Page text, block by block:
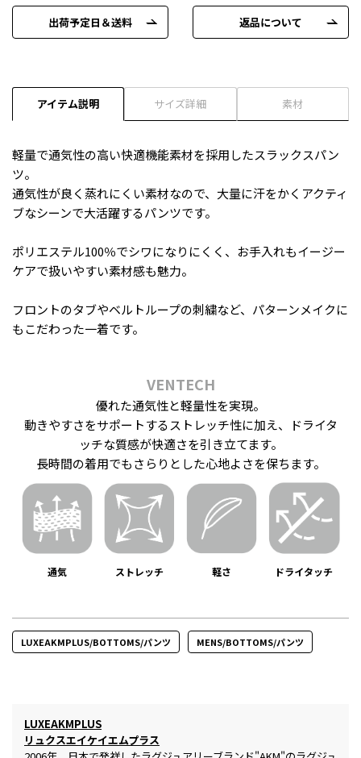
出荷予定日＆送料 返品について
アイテム説明 サイズ詳細 素材
軽量で通気性の高い快適機能素材を採用したスラックスパン
ツ。
通気性が良く蒸れにくい素材なので、大量に汗をかくアクティ
ブなシーンで大活躍するパンツです。
ポリエステル100％でシワになりにくく、お手入れもイージー
ケアで扱いやすい素材感も魅力。
フロントのタブやベルトループの刺繍など、パターンメイクに
もこだわった一着です。
VENTECH
優れた通気性と軽量性を実現。
動きやすさをサポートするストレッチ性に加え、ドライタ
ッチな質感が快適さを引き立てます。
長時間の着用でもさらりとした心地よさを保ちます。
通気 ストレッチ 軽さ ドライタッチ
LUXEAKMPLUS/BOTTOMS/パンツ MENS/BOTTOMS/パンツ
LUXEAKMPLUS
リュクスエイケイエムプラス